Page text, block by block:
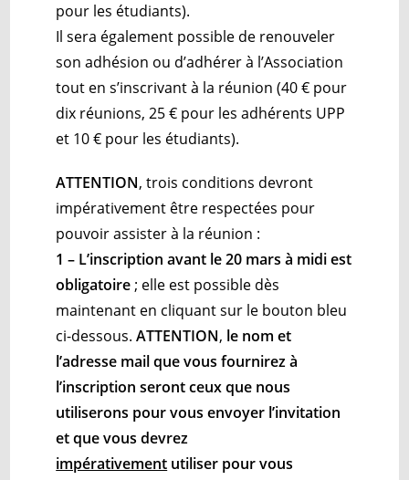
pour les étudiants).
Il sera également possible de renouveler
son adhésion ou d’adhérer à l’Association
tout en s’inscrivant à la réunion (40 € pour
dix réunions, 25 € pour les adhérents UPP
et 10 € pour les étudiants).
ATTENTION, trois conditions devront
impérativement être respectées pour
pouvoir assister à la réunion :
1 – L’inscription avant le 20 mars à midi est
obligatoire ; elle est possible dès
maintenant en cliquant sur le bouton bleu
ci-dessous.ATTENTION, le nom et
l’adresse mail que vous fournirez à
l’inscription seront ceux que nous
utiliserons pour vous envoyer l’invitation
et que vous devrez
impérativement utiliser pour vous